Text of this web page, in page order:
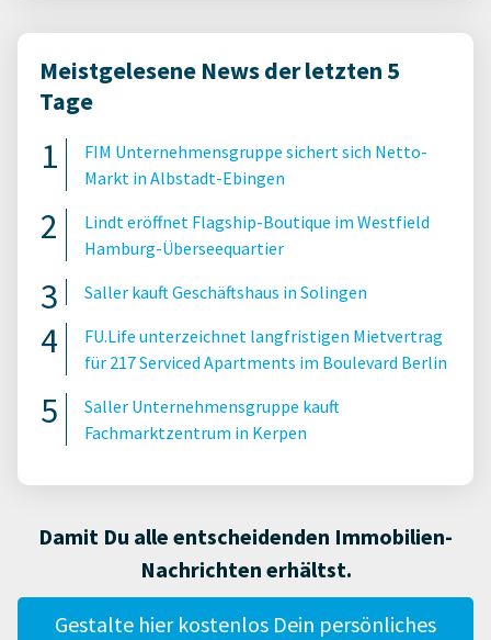
Meistgelesene News der letzten 5
Tage
FIM Unternehmensgruppe sichert sich Netto-
Markt in Albstadt-Ebingen
Lindt eröffnet Flagship-Boutique im Westfield
Hamburg-Überseequartier
Saller kauft Geschäftshaus in Solingen
FU.Life unterzeichnet langfristigen Mietvertrag
für 217 Serviced Apartments im Boulevard Berlin
Saller Unternehmensgruppe kauft
Fachmarktzentrum in Kerpen
Damit Du alle entscheidenden Immobilien-
Nachrichten erhältst.
Gestalte hier kostenlos Dein persönliches